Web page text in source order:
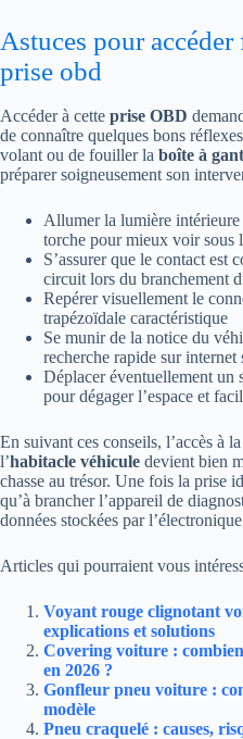
Astuces pour
prise obd
Accéder à cette prise OBD
de connaître quelques bons
volant ou de fouiller la boîte à
préparer soigneusement son
Allumer la lumière
torche pour mieux voir sous
S’assurer que le contact est
circuit lors du branchement
Repérer visuellement le
trapézoïdale caractéristique
Se munir de la notice du
recherche rapide sur internet
Déplacer éventuellement un
pour dégager l’espace et
En suivant ces conseils, l’accès à la
l’habitacle véhicule devient bien
chasse au trésor. Une fois la prise
qu’à brancher l’appareil de
données stockées par
Articles qui pourraient vous
Voyant rouge clignotant
explications et solutions
Covering voiture :
en 2026 ?
Gonfleur pneu voiture :
modèle
Pneu craquelé : causes,